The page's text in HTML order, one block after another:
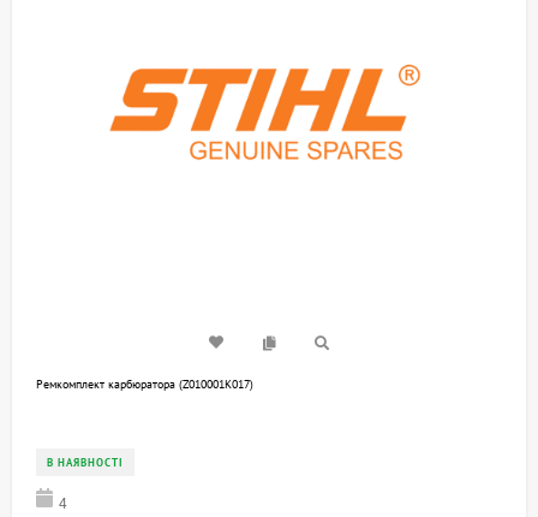
Ремкомплект карбюратора (Z010001K017)
В НАЯВНОСТІ
4